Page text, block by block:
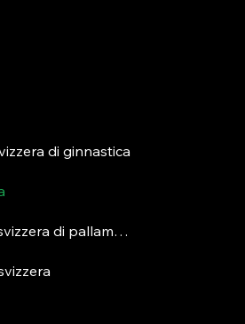
di ginnastica
Associazione svizzera di pallamano